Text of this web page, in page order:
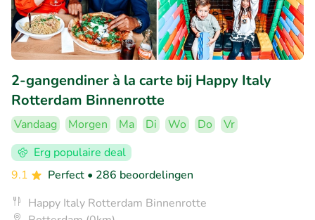
2-gangendiner à la carte bij Happy Italy
Rotterdam Binnenrotte
Vandaag Morgen Ma Di Wo Do
Vr
Erg populaire deal
9.1
Perfect • 286 beoordelingen
Happy Italy Rotterdam Binnenrotte